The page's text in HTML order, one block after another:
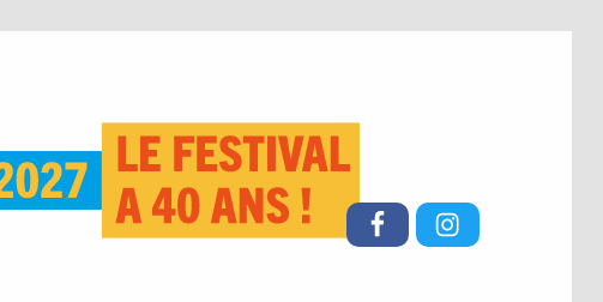
FacebookInstagram